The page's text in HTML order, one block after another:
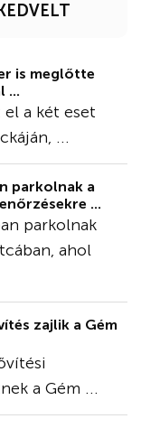
KEDVELT
is meglőtte
...
a két eset
...
parkolnak a
...
parkolnak
ahol
zajlik a Gém
a Gém ...